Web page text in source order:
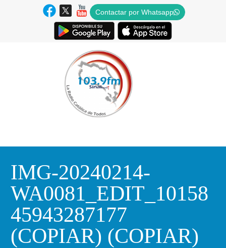
Contactar por Whatsapp
IMG-20240214-
WA0081_EDIT_10158
45943287177
(COPIAR) (COPIAR)